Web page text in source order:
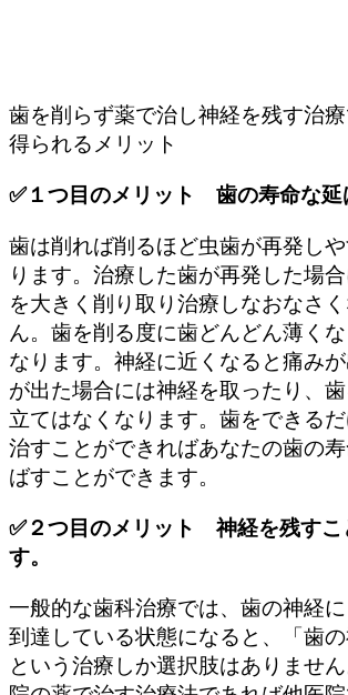
歯を削らず薬で治し神経を残す治
得られるメリット
✅１つ目のメリット 歯の寿命な延
歯は削れば削るほど虫歯が再発し
ります。治療した歯が再発した場
を大きく削り取り治療しなおなさ
ん。歯を削る度に歯どんどん薄くな
なります。神経に近くなると痛み
が出た場合には神経を取ったり、
立てはなくなります。歯をできる
治すことができればあなたの歯の
ばすことができます。
✅２つ目のメリット 神経を残すこ
す。
一般的な歯科治療では、歯の神経
到達している状態になると、「歯の
という治療しか選択肢はありませ